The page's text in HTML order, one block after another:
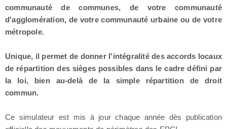
communauté de communes, de votre communauté
d'agglomération, de votre communauté urbaine ou de votre
métropole.
Unique, il permet de donner l'intégralité des accords locaux
de répartition des sièges possibles dans le cadre défini par
la loi, bien au-delà de la simple répartition de droit
commun.
Ce simulateur est mis à jour chaque année dès publication